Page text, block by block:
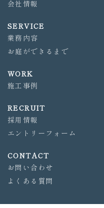
会社情報
SERVICE
業務内容
お庭ができるまで
WORK
施工事例
RECRUIT
採用情報
エントリーフォーム
CONTACT
お問い合わせ
よくある質問